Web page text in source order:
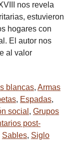
nos revela
estuvieron
hogares con
El autor nos
al valor
blancas, Armas
, Espadas,
social , Grupos
post-
Sables, Siglo